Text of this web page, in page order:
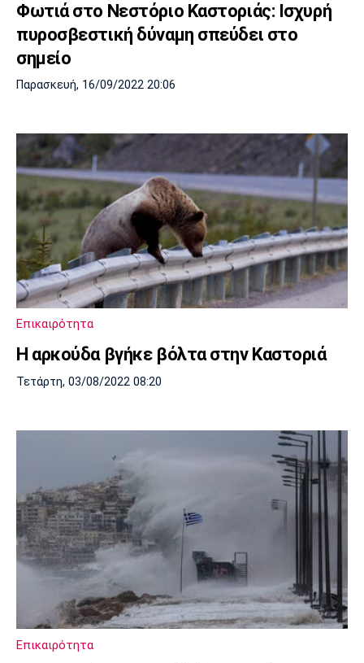
Φωτιά στο Νεστόριο Καστοριάς: Ισχυρή
πυροσβεστική δύναμη σπεύδει στο
σημείο
Παρασκευή, 16/09/2022 20:06
Επικαιρότητα
Η αρκούδα βγήκε βόλτα στην Καστοριά
Τετάρτη, 03/08/2022 08:20
Επικαιρότητα